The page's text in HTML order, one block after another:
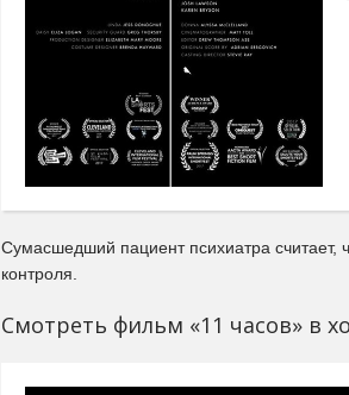
Сумасшедший пациент психиатра считает,
контроля.
Смотреть фильм «11 часов» в